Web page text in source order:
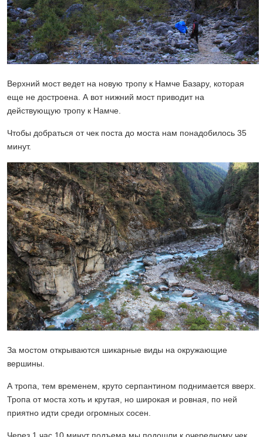
Верхний мост ведет на новую тропу к Намче Базару, которая
еще не достроена. А вот нижний мост приводит на
действующую тропу к Намче.
Чтобы добраться от чек поста до моста нам понадобилось 35
минут.
За мостом открываются шикарные виды на окружающие
вершины.
А тропа, тем временем, круто серпантином поднимается вверх.
Тропа от моста хоть и крутая, но широкая и ровная, по ней
приятно идти среди огромных сосен.